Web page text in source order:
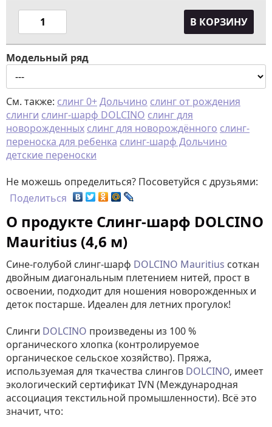
В КОРЗИНУ
Модельный ряд
См. также: слинг 0+Дольчино слинг от рождения
слинги слинг-шарф DOLCINO слинг для
новорожденных слинг для новорождённого слинг-
переноска для ребенка слинг-шарф Дольчино
детские переноски
Не можешь определиться? Посоветуйся с друзьями:
Поделиться
О продукте Слинг-шарф DOLCINO
Mauritius (4,6 м)
Сине-голубой слинг-шарф DOLCINO Mauritius соткан
двойным диагональным плетением нитей, прост в
освоении, подходит для ношения новорожденных и
деток постарше. Идеален для летних прогулок!
Слинги DOLCINO произведены из 100 %
органического хлопка (контролируемое
органическое сельское хозяйство). Пряжа,
используемая для ткачества слингов DOLCINO, имеет
экологический сертификат IVN (Международная
ассоциация текстильной промышленности). Всё это
значит, что: